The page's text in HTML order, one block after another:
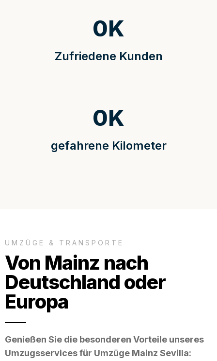
Zufriedene Kunden
0K
gefahrene Kilometer
0K
UMZÜGE & TRANSPORTE
Von Mainz nach
Deutschland oder
Europa
Genießen Sie die besonderen Vorteile unseres
Umzugsservices für Umzüge Mainz Sevilla: